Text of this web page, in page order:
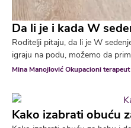
Da li je i kada W
Roditelji pitaju, da li je W
igraju na podu, možemo da
Mina Manojlović Okupacioni terapeut
Kako izabrati obuću